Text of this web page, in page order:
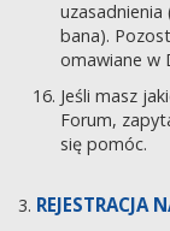
bana).
omawiane w
Jeśli masz
Forum,
się pomóc.
REJESTRACJA